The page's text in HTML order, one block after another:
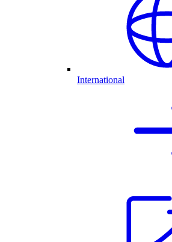
International